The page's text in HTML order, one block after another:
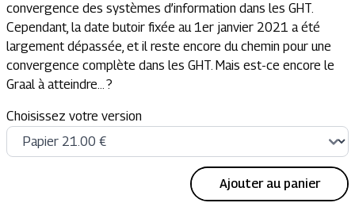
convergence des systèmes d’information dans les GHT.
Cependant, la date butoir fixée au 1er janvier 2021 a été
largement dépassée, et il reste encore du chemin pour une
convergence complète dans les GHT. Mais est-ce encore le
Graal à atteindre… ?
Choisissez votre version
Ajouter au panier